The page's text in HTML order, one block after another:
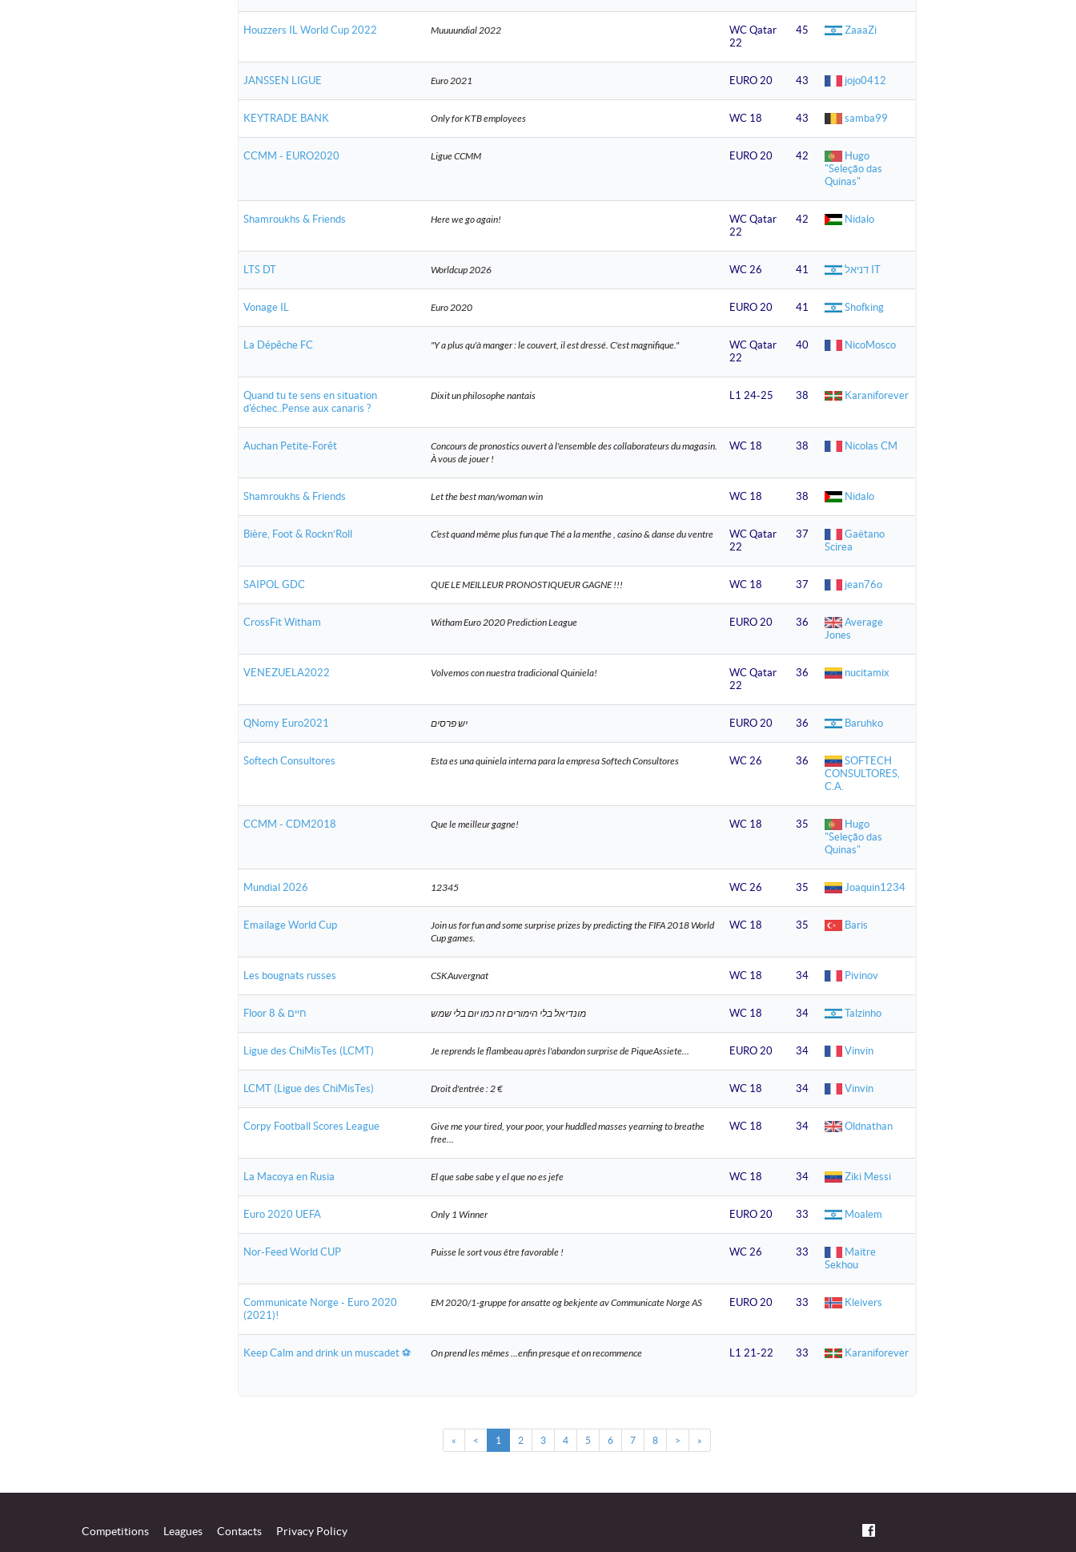
Houzzers IL World Cup 2022 Muuuundial 2022
WC Qatar
22
45 ZaaaZi
JANSSEN LIGUE Euro 2021 EURO 20 43 jojo0412
KEYTRADE BANK Only for KTB employees WC 18 43 samba99
CCMM - EURO2020 Ligue CCMM EURO 20 42
Hugo
"Seleção das
Quinas"
Shamroukhs & Friends Here we go again!
WC Qatar
22
42 Nidalo
LTS DT Worldcup 2026 WC 26 41 דניאל IT
Vonage IL Euro 2020 EURO 20 41 Shofking
La Dépêche FC "Y a plus qu'à manger : le couvert, il est dressé. C'est magnifique."
WC Qatar
22
40 NicoMosco
Quand tu te sens en situation
d'échec..Pense aux canaris ?
Dixit un philosophe nantais L1 24-25 38 Karaniforever
Auchan Petite-Forêt
Concours de pronostics ouvert à l'ensemble des collaborateurs du magasin.
À vous de jouer !
WC 18 38 Nicolas CM
Shamroukhs & Friends Let the best man/woman win WC 18 38 Nidalo
Bière, Foot & Rockn’Roll C’est quand même plus fun que Thé a la menthe , casino & danse du ventre
WC Qatar
22
37
Gaëtano
Scirea
SAIPOL GDC QUE LE MEILLEUR PRONOSTIQUEUR GAGNE !!! WC 18 37 jean76o
CrossFit Witham Witham Euro 2020 Prediction League EURO 20 36
Average
Jones
VENEZUELA2022 Volvemos con nuestra tradicional Quiniela!
WC Qatar
22
36 nucitamix
QNomy Euro2021 יש פרסים EURO 20 36 Baruhko
Softech Consultores Esta es una quiniela interna para la empresa Softech Consultores WC 26 36
SOFTECH
CONSULTORES,
C.A.
CCMM - CDM2018 Que le meilleur gagne! WC 18 35
Hugo
"Seleção das
Quinas"
Mundial 2026 12345 WC 26 35 Joaquin1234
Emailage World Cup
Join us for fun and some surprise prizes by predicting the FIFA 2018 World
Cup games.
WC 18 35 Baris
Les bougnats russes CSKAuvergnat WC 18 34 Pivinov
Floor 8 & חיים מונדיאל בלי הימורים זה כמו יום בלי שמש WC 18 34 Talzinho
Ligue des ChiMisTes (LCMT) Je reprends le flambeau après l'abandon surprise de PiqueAssiete... EURO 20 34 Vinvin
LCMT (Ligue des ChiMisTes) Droit d'entrée : 2 € WC 18 34 Vinvin
Corpy Football Scores League
Give me your tired, your poor, your huddled masses yearning to breathe
free...
WC 18 34 Oldnathan
La Macoya en Rusia El que sabe sabe y el que no es jefe WC 18 34 Ziki Messi
Euro 2020 UEFA Only 1 Winner EURO 20 33 Moalem
Nor-Feed World CUP Puisse le sort vous être favorable ! WC 26 33
Maitre
Sekhou
Communicate Norge - Euro 2020
(2021)!
EM 2020/1-gruppe for ansatte og bekjente av Communicate Norge AS EURO 20 33 Kleivers
Keep Calm and drink un muscadet ⚽️ On prend les mêmes ...enfin presque et on recommence L1 21-22 33 Karaniforever
« < 1 2 3 4 5 6 7 8 > »
Competitions Leagues Contacts Privacy Policy